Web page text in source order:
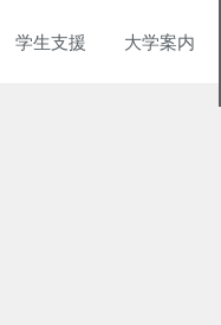
学生支援 大学案内